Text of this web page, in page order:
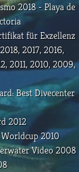
2018 - Playa de
für Exzellenz
2017, 2016,
2011, 2010, 2009,
Best Divecenter
2012
2010
Video 2008